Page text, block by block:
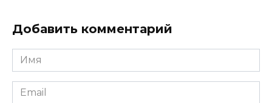
Добавить комментарий
Имя
*
Email